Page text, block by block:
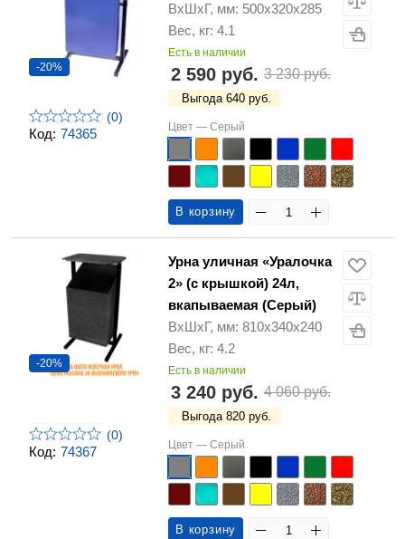
Код: 74365
-20%
(0)
ВхШхГ, мм: 500х320х285
Вес, кг: 4.1
Есть в наличии
2 590 руб. 3 230 руб.
Выгода 640 руб.
Цвет — Серый
В корзину
Код: 74367
-20%
(0)
Урна уличная «Уралочка
2» (с крышкой) 24л,
вкапываемая (Серый)
ВхШхГ, мм: 810х340х240
Вес, кг: 4.2
Есть в наличии
3 240 руб. 4 060 руб.
Выгода 820 руб.
Цвет — Серый
В корзину